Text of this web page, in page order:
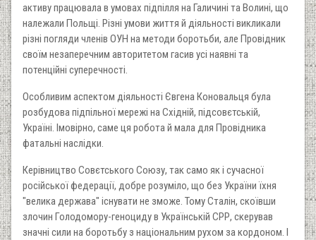
активу працювала в умовах підпілля на Галичині та Волині, що
належали Польщі. Різні умови життя й діяльності викликали
різні погляди членів ОУН на методи боротьби, але Провідник
своїм незаперечним авторитетом гасив усі наявні та
потенційні суперечності.
Особливим аспектом діяльності Євгена Коновальця була
розбудова підпільної мережі на Східній, підсовєтській,
Україні. Імовірно, саме ця робота й мала для Провідника
фатальні наслідки.
Керівництво Совєтського Союзу, так само як і сучасної
російської федерації, добре розуміло, що без України їхня
"велика держава" існувати не зможе. Тому Сталін, скоївши
злочин Голодомору-геноциду в Українській СРР, скерував
значні сили на боротьбу з національним рухом за кордоном. І